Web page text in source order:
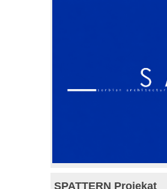
SPATTERN Projekat